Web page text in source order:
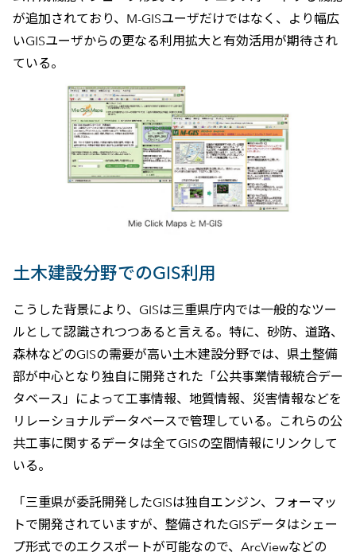
が追加されており、M-GISユーザだけではなく、より幅広
いGISユーザからの更なる利用拡大と有効活用が期待され
ている。
土木建設分野でのGIS利用
こうした背景により、GISは三重県庁内では一般的なツー
ルとして認識されつつあると言える。特に、砂防、道路、
森林などのGISの需要が高い土木建設分野では、県土整備
部が中心となり独自に開発された「公共事業情報統合デー
タベース」によって工事情報、地質情報、災害情報などを
リレーショナルデータベースで管理している。これらの公
共工事に関するデータは全てGISの空間情報にリンクして
いる。
「三重県が委託開発したGISは独自エンジン、フォーマッ
トで開発されていますが、整備されたGISデータはシェー
プ形式でのエクスポートが可能なので、ArcViewなどの